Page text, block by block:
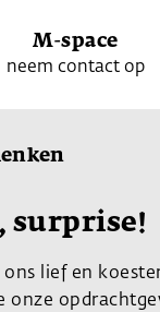
M-space
neem contact op
surprise!
lief en
onze